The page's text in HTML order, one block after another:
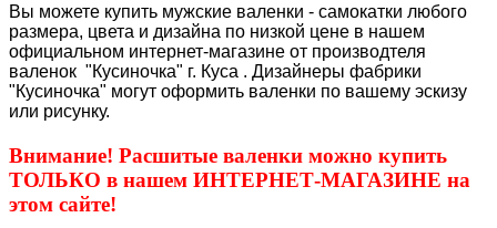
Вы можете купить мужские валенки - самокатки любого
размера, цвета и дизайна по низкой цене в нашем
официальном интернет-магазине от производтеля
валенок "Кусиночка" г. Куса . Дизайнеры фабрики
"Кусиночка" могут оформить валенки по вашему эскизу
или рисунку.
Внимание! Расшитые валенки можно купить
ТОЛЬКО в нашем ИНТЕРНЕТ-МАГАЗИНЕ на
этом сайте!